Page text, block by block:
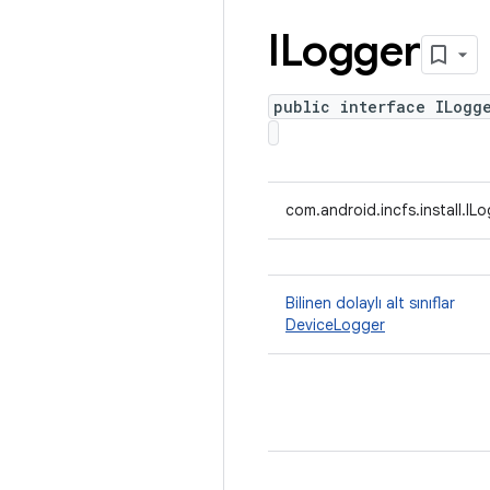
ILogger
public interface
Bilinen dolaylı alt sınıflar
DeviceLogger